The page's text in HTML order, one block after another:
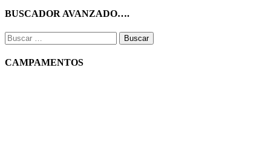
BUSCADOR AVANZADO….
Buscar:
CAMPAMENTOS